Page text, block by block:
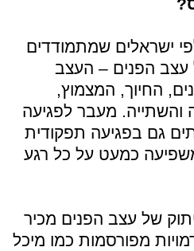
ישראלים שמתמודדים
עצב הפנים – העצב
החיוך, המצמוץ,
והשתייה. מעבר לפגיעה
גם בפגיעה תפקודית
כמעט על כל רגע
של עצב הפנים מכיר
מפורסמות כמו מיכל